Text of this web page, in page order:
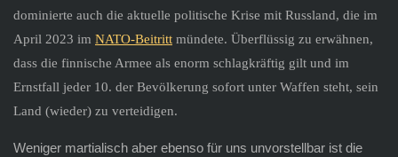
dominierte auch die aktuelle politische Krise mit Russland, die im
April 2023 im NATO-Beitrittmündete. Überflüssig zu erwähnen,
dass die finnische Armee als enorm schlagkräftig gilt und im
Ernstfall jeder 10. der Bevölkerung sofort unter Waffen steht, sein
Land (wieder) zu verteidigen.
Weniger martialisch aber ebenso für uns unvorstellbar ist die